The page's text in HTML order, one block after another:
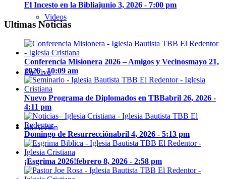
Videos
En Vivo
En Acción
El Incesto en la Bibliajunio 3, 2026 - 7:00 pm
Ultimas Noticias
Conferencia Misionera 2026 – Amigos y Vecinosmayo 21,
2026 - 10:09 am
Nuevo Programa de Diplomados en TBBabril 26, 2026 -
4:11 pm
Domingo de Resurrecciónabril 4, 2026 - 5:13 pm
¡Esgrima 2026!febrero 8, 2026 - 2:58 pm